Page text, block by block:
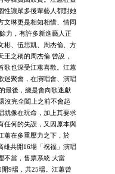
性讓眾多後輩藝人都對她
文琳更是相知相惜、情同
力，有許多新進藝人正
彬、伍思凱、周杰倫、方
之稱的周杰倫 曾說，
歌也深受江蕙喜歡。江蕙
迷聚會，在演唱會、演唱
最後，總是會向歌迷獻
沒完全闔上之前不會起
就像在玩命，加上其要求
任何的失誤，又因原本與
蕙在多重壓力之下，於
雄共開16場「祝福」演唱
不當，售票系統 大當
9場，共25場。江蕙曾